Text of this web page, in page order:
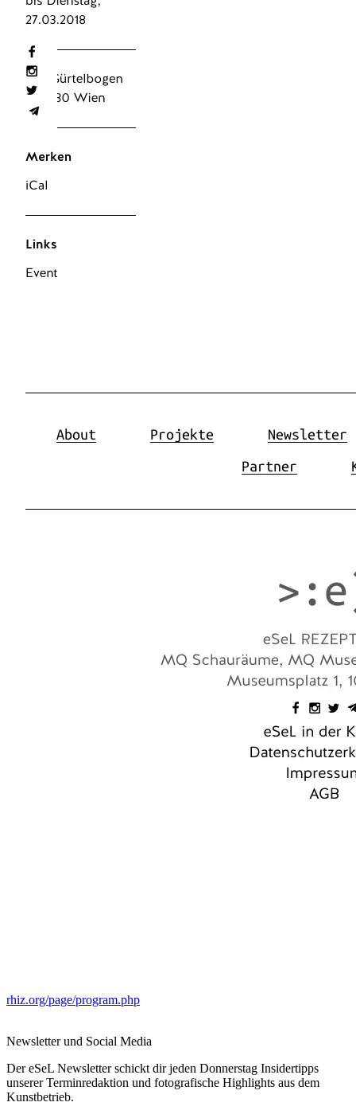
rhiz.org/page/program.php
Newsletter und Social Media
Der eSeL Newsletter schickt dir jeden Donnerstag Insidertipps
unserer Terminredaktion und fotografische Highlights aus dem
Kunstbetrieb.